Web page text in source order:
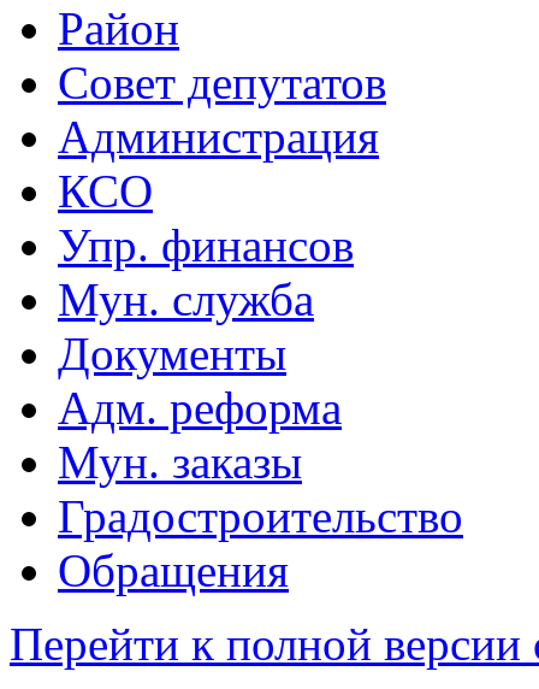
Район
Совет депутатов
Администрация
КСО
Упр. финансов
Мун. служба
Документы
Адм. реформа
Мун. заказы
Градостроительство
Обращения
Перейти к полной версии